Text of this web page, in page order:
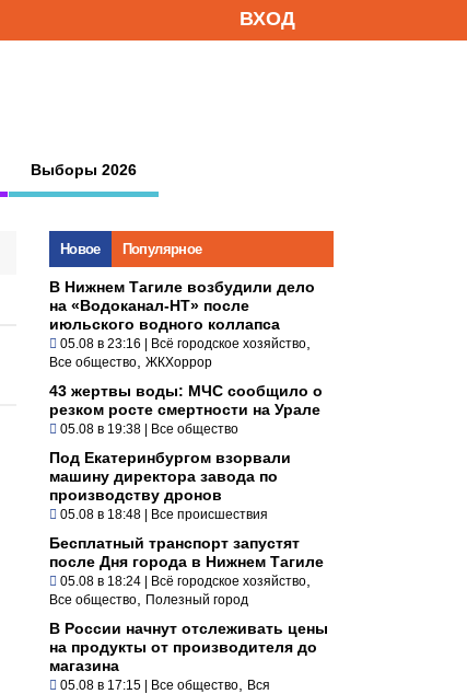
ВХОД
Выборы 2026
Новое Популярное
В Нижнем Тагиле возбудили дело
на «Водоканал-НТ» после
июльского водного коллапса
05.08 в 23:16 | Всё городское хозяйство
Все общество ЖКХоррор
43 жертвы воды: МЧС сообщило о
резком росте смертности на Урале
05.08 в 19:38 | Все общество
Под Екатеринбургом взорвали
машину директора завода по
производству дронов
05.08 в 18:48 | Все происшествия
Бесплатный транспорт запустят
после Дня города в Нижнем Тагиле
05.08 в 18:24 | Всё городское хозяйство
Все общество Полезный город
В России начнут отслеживать цены
на продукты от производителя до
магазина
05.08 в 17:15 | Все общество
Вся